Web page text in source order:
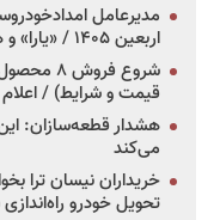
اربعین ۱۴۰۵ / «یارا» و هوش مصنوعی به خدمت زائران آمد
قیمت و شرایط) / اعلام
هشدار قطعه‌سازان:
می‌کند
خریداران نیسان ترا
تحویل خودرو